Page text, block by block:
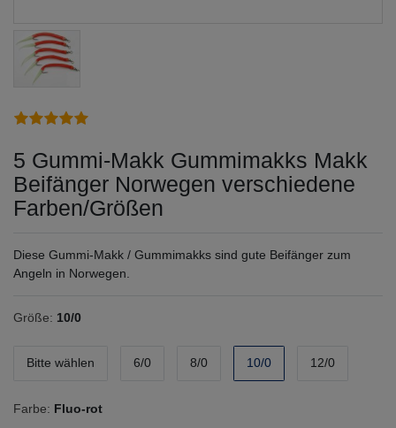
5 Gummi-Makk Gummimakks Makk
Beifänger Norwegen verschiedene
Farben/Größen
Diese Gummi-Makk / Gummimakks sind gute Beifänger zum
Angeln in Norwegen.
Größe: 10/0
Bitte wählen 6/0 8/0 10/0 12/0
Farbe: Fluo-rot